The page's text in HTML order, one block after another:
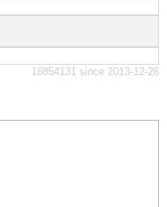
16854131 since 2013-12-26